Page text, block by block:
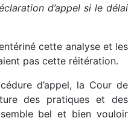
d’appel si le délai
cette analyse et les
pas cette réitération.
d’appel, la Cour de
des pratiques et des
bel et bien vouloir